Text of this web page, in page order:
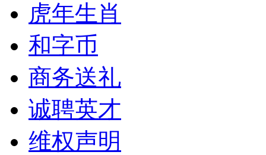
虎年生肖
和字币
商务送礼
诚聘英才
维权声明